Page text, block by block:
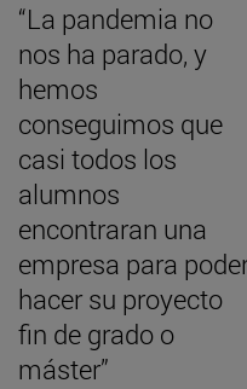
“La pandemia no
nos ha parado, y
hemos
conseguimos que
casi todos los
alumnos
encontraran una
empresa para
hacer su proyecto
fin de grado o
máster”